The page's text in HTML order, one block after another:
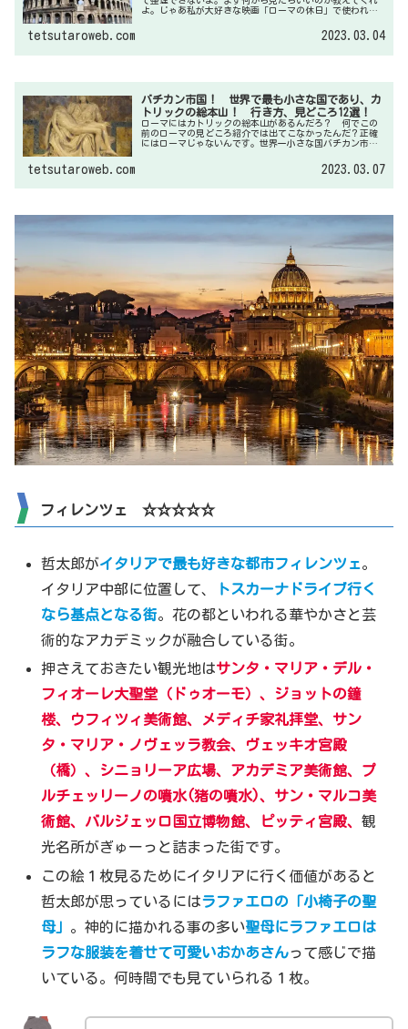
よ。じゃあ私が大好きな映画「ローマの休日」で使われた
tetsutaroweb.com 2023.03.04
バチカン市国！ 世界で最も小さな国であり、カ
トリックの総本山！ 行き方、見どころ12選！
ローマにはカトリックの総本山があるんだろ？ 何でこの
前のローマの見どころ紹介では出てこなかったんだ？正確
にはローマじゃないんです。世界一小さな国バチカン市国
tetsutaroweb.com 2023.03.07
フィレンツェ ☆☆☆☆☆
哲太郎がイタリアで最も好きな都市フィレンツェ。
イタリア中部に位置して、
トスカーナドライブ行く
なら基点となる街。花の都といわれる華やかさと芸
術的なアカデミックが融合している街。
押さえておきたい観光地はサンタ・マリア・デル・
フィオーレ大聖堂（ドゥオーモ）、ジョットの鐘
楼、ウフィツィ美術館、メディチ家礼拝堂、サン
タ・マリア・ノヴェッラ教会、ヴェッキオ宮殿
（橋）、シニョリーア広場、アカデミア美術館、プ
ルチェッリーノの噴水(猪の噴水)、サン・マルコ美
術館、バルジェッロ国立博物館、ピッティ宮殿、観
光名所がぎゅーっと詰まった街です。
この絵１枚見るためにイタリアに行く価値があると
哲太郎が思っているにはラファエロの「小椅子の聖
母」 。神的に描かれる事の多い聖母にラファエロは
ラフな服装を着せて可愛いおかあさんって感じで描
いている。何時間でも見ていられる１枚。